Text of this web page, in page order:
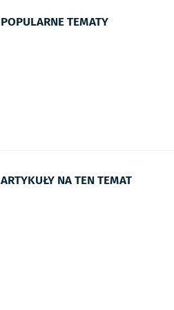
POPULARNE TEMATY
ARTYKUŁY NA TEN TEMAT